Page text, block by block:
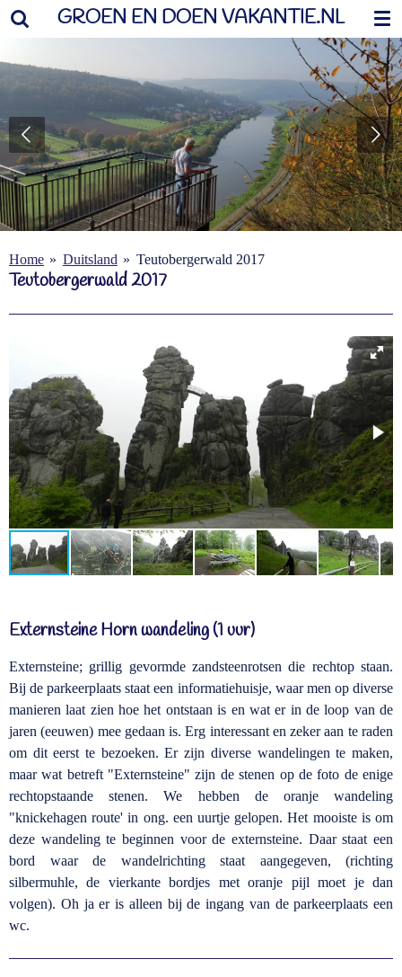
Ga
naar
GROEN EN DOEN VAKANTIE.NL
Home » Duitsland » Teutobergerwald 2017
Teutobergerwald 2017
Externsteine Horn wandeling (1 uur)
Externsteine; grillig gevormde zandsteenrotsen die rechtop staan.
Bij de parkeerplaats staat een informatiehuisje, waar men op diverse
manieren laat zien hoe het ontstaan is en wat er in de loop van de
jaren (eeuwen) mee gedaan is. Erg interessant en zeker aan te raden
om dit eerst te bezoeken. Er zijn diverse wandelingen te maken,
maar wat betreft "Externsteine" zijn de stenen op de foto de enige
rechtopstaande stenen. We hebben de oranje wandeling
"knickehagen route' in ong. een uurtje gelopen. Het mooiste is om
deze wandeling te beginnen voor de externsteine. Daar staat een
bord waar de wandelrichting staat aangegeven, (richting
silbermuhle, de vierkante bordjes met oranje pijl moet je dan
volgen). Oh ja er is alleen bij de ingang van de parkeerplaats een
wc.